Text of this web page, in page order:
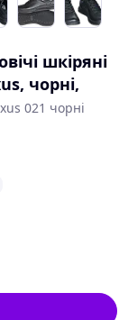
шкіряні
чорні,
021 чорні